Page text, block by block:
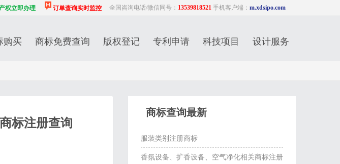
权立即办理 订单查询实时监控 全国咨询电话/微信同号： 13539818521 手机客户端： m.xdsipo.com
设计服务
科技项目
专利申请
版权登记
商标免费查询
购买
标注册查询
商标查询最新
服装类别注册商标
香氛设备、扩香设备、空气净化相关商标注册